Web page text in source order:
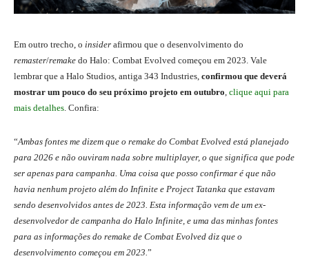
Em outro trecho, o insider afirmou que o desenvolvimento do
remaster/remake do Halo: Combat Evolved começou em 2023. Vale
lembrar que a Halo Studios, antiga 343 Industries, confirmou que deverá
mostrar um pouco do seu próximo projeto em outubro, clique aqui para
mais detalhes. Confira:
“Ambas fontes me dizem que o remake do Combat Evolved está planejado
para 2026 e não ouviram nada sobre multiplayer, o que significa que pode
ser apenas para campanha. Uma coisa que posso confirmar é que não
havia nenhum projeto além do Infinite e Project Tatanka que estavam
sendo desenvolvidos antes de 2023. Esta informação vem de um ex-
desenvolvedor de campanha do Halo Infinite, e uma das minhas fontes
para as informações do remake de Combat Evolved diz que o
desenvolvimento começou em 2023.”